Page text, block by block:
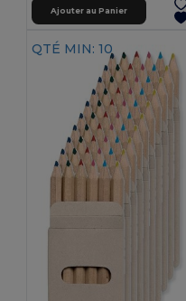
Ajouter au Panier
QTÉ MIN: 10